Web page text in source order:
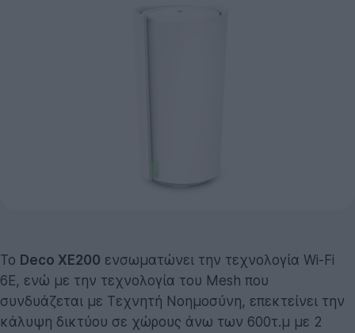
Το Deco XE200 ενσωματώνει την τεχνολογία Wi-Fi
6E, ενώ με την τεχνολογία του Mesh που
συνδυάζεται με Τεχνητή Νοημοσύνη, επεκτείνει την
κάλυψη δικτύου σε χώρους άνω των 600τ.μ με 2